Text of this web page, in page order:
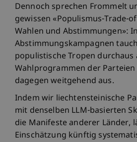
Dennoch sprechen Frommelt
gewissen «Populismus-Trade-
Wahlen und Abstimmungen»:
Abstimmungskampagnen
populistische Tropen durchaus
Wahlprogrammen der Parteien
dagegen weitgehend aus.
Indem wir liechtensteinische
mit denselben LLM-basierten
die Manifeste anderer Länder,
Einschätzung künftig